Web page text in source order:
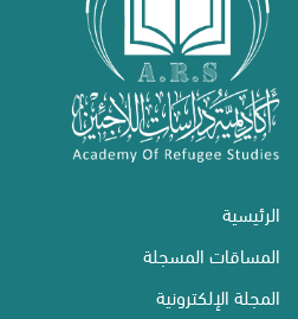
الرئيسية
المساقات المسجلة
المجلة الإلكترونية